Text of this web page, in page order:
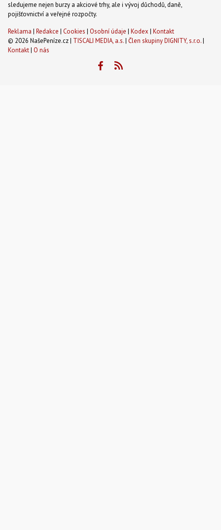
sledujeme nejen burzy a akciové trhy, ale i vývoj důchodů, daně,
pojišťovnictví a veřejné rozpočty.
Reklama | Redakce | Cookies | Osobní údaje | Kodex | Kontakt
© 2026 NašePeníze.cz | TISCALI MEDIA, a.s.| Člen skupiny DIGNITY, s.r.o.|
Kontakt| O nás